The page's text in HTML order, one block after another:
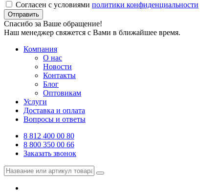
Согласен с условиями политики конфиденциальности
Отправить
Спасибо за Ваше обращение!
Наш менеджер свяжется с Вами в ближайшее время.
Компания
О нас
Новости
Контакты
Блог
Оптовикам
Услуги
Доставка и оплата
Вопросы и ответы
8 812 400 00 80
8 800 350 00 66
Заказать звонок